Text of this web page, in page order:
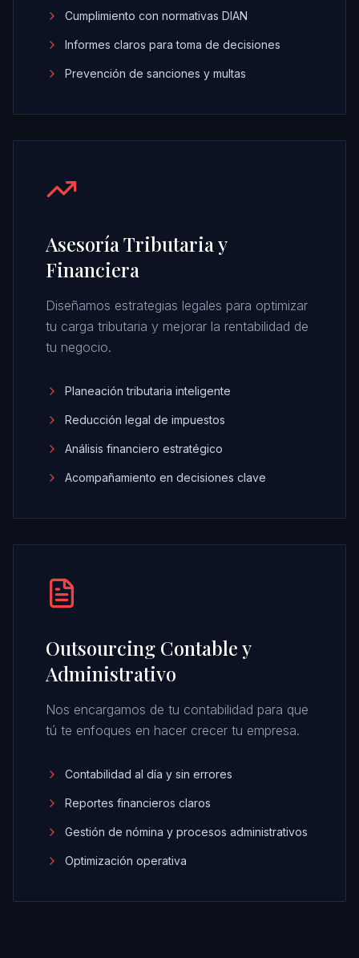
Cumplimiento con normativas DIAN
Informes claros para toma de decisiones
Prevención de sanciones y multas
Asesoría Tributaria y
Financiera
Diseñamos estrategias legales para optimizar
tu carga tributaria y mejorar la rentabilidad de
tu negocio.
Planeación tributaria inteligente
Reducción legal de impuestos
Análisis financiero estratégico
Acompañamiento en decisiones clave
Outsourcing Contable y
Administrativo
Nos encargamos de tu contabilidad para que
tú te enfoques en hacer crecer tu empresa.
Contabilidad al día y sin errores
Reportes financieros claros
Gestión de nómina y procesos administrativos
Optimización operativa